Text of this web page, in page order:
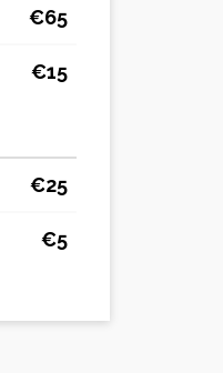
€65
€15
€25
€5